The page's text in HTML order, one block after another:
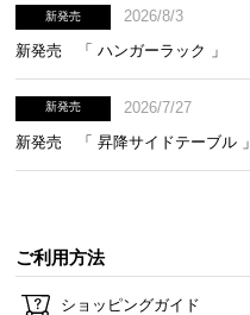
新発売
2026/8/3
新発売 「 ハンガーラック 」
新発売
2026/7/27
新発売 「 昇降サイドテーブル 」
ご利用方法
ショッピングガイド